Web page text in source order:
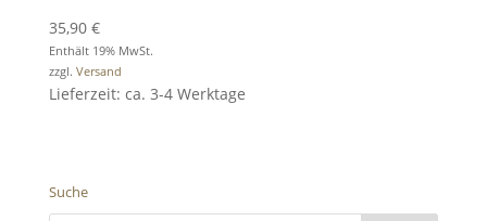
35,90 €
Enthält 19% MwSt.
zzgl. Versand
Lieferzeit: ca. 3-4 Werktage
Suche